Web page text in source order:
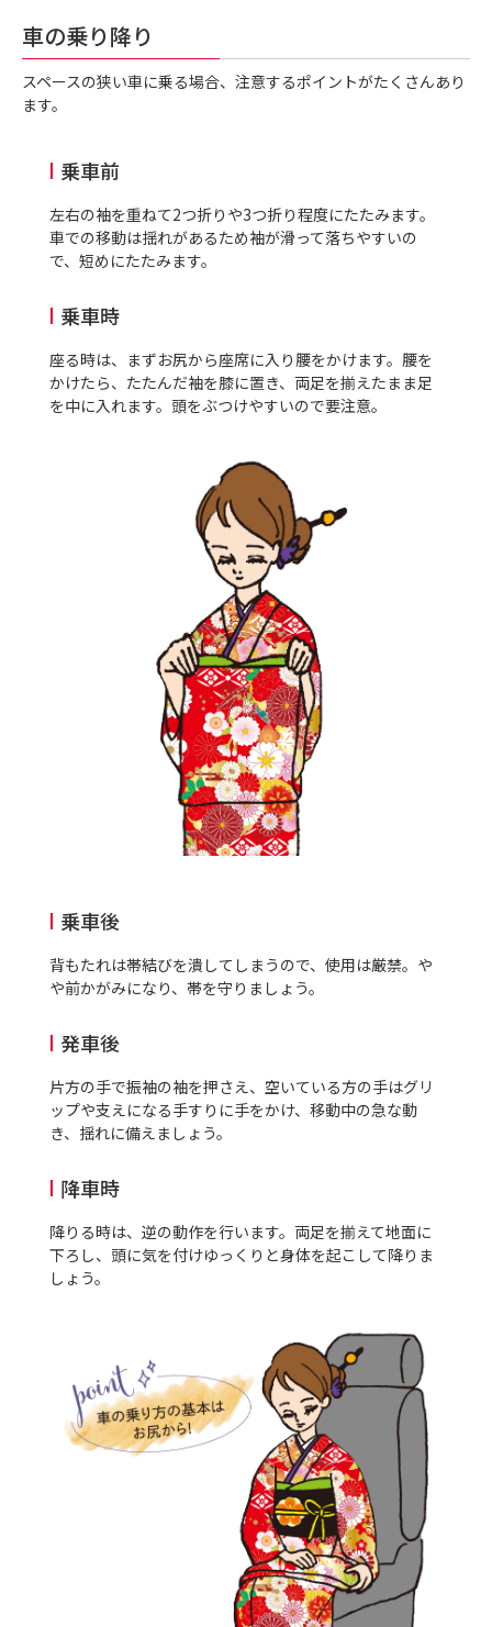
車の乗り降り
スペースの狭い車に乗る場合、注意するポイントがたくさんあり
ます。
乗車前
左右の袖を重ねて2つ折りや3つ折り程度にたたみます。
車での移動は揺れがあるため袖が滑って落ちやすいの
で、短めにたたみます。
乗車時
座る時は、まずお尻から座席に入り腰をかけます。腰を
かけたら、たたんだ袖を膝に置き、両足を揃えたまま足
を中に入れます。頭をぶつけやすいので要注意。
乗車後
背もたれは帯結びを潰してしまうので、使用は厳禁。や
や前かがみになり、帯を守りましょう。
発車後
片方の手で振袖の袖を押さえ、空いている方の手はグリ
ップや支えになる手すりに手をかけ、移動中の急な動
き、揺れに備えましょう。
降車時
降りる時は、逆の動作を行います。両足を揃えて地面に
下ろし、頭に気を付けゆっくりと身体を起こして降りま
しょう。